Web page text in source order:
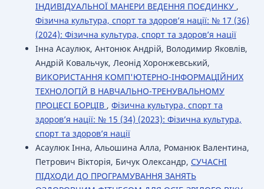
ІНДИВІДУАЛЬНОЇ МАНЕРИ ВЕДЕННЯ ПОЄДИНКУ ,
Фізична культура, спорт та здоров’я нації: № 17 (36)
(2024): Фізична культура, спорт та здоров’я нації
Інна Асаулюк, Антонюк Андрій, Володимир Яковлів,
Андрій Ковальчук, Леонід Хоронжевський,
ВИКОРИСТАННЯ КОМП'ЮТЕРНО-ІНФОРМАЦІЙНИХ
ТЕХНОЛОГІЙ В НАВЧАЛЬНО-ТРЕНУВАЛЬНОМУ
ПРОЦЕСІ БОРЦІВ , Фізична культура, спорт та
здоров’я нації: № 15 (34) (2023): Фізична культура,
спорт та здоров’я нації
Асаулюк Інна, Альошина Алла, Романюк Валентина,
Петрович Вікторія, Бичук Олександр, СУЧАСНІ
ПІДХОДИ ДО ПРОГРАМУВАННЯ ЗАНЯТЬ